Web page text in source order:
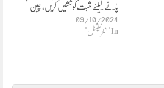
پانے کیلئے مثبت کوششیں کریں، چین
09/10/2024
In "انٹرنیشنل"